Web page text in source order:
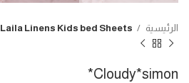
الرئيسية Laila Linens Kids bed Sheets
Cloudy*simon*